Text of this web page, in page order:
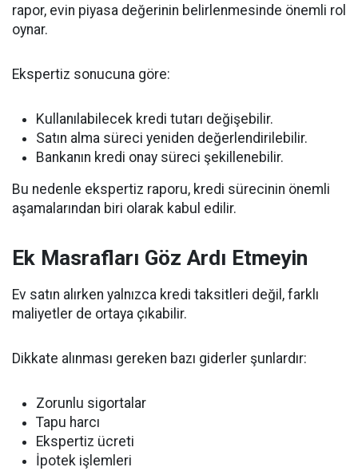
rapor, evin piyasa değerinin belirlenmesinde önemli rol
oynar.
Ekspertiz sonucuna göre:
Kullanılabilecek kredi tutarı değişebilir.
Satın alma süreci yeniden değerlendirilebilir.
Bankanın kredi onay süreci şekillenebilir.
Bu nedenle ekspertiz raporu, kredi sürecinin önemli
aşamalarından biri olarak kabul edilir.
Ek Masrafları Göz Ardı Etmeyin
Ev satın alırken yalnızca kredi taksitleri değil, farklı
maliyetler de ortaya çıkabilir.
Dikkate alınması gereken bazı giderler şunlardır:
Zorunlu sigortalar
Tapu harcı
Ekspertiz ücreti
İpotek işlemleri